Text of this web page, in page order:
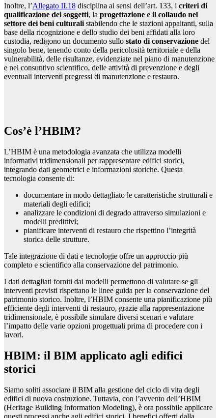
Inoltre, l’Allegato II.18 disciplina ai sensi dell’art. 133, i criteri di
qualificazione dei soggetti, la progettazione e il collaudo nel
settore dei beni culturali stabilendo che le stazioni appaltanti, sulla
base della ricognizione e dello studio dei beni affidati alla loro
custodia, redigono un documento sullo stato di conservazione del
singolo bene, tenendo conto della pericolosità territoriale e della
vulnerabilità, delle risultanze, evidenziate nel piano di manutenzione
e nel consuntivo scientifico, delle attività di prevenzione e degli
eventuali interventi pregressi di manutenzione e restauro.
Cos’è l’HBIM?
L’HBIM è una metodologia avanzata che utilizza modelli
informativi tridimensionali per rappresentare edifici storici,
integrando dati geometrici e informazioni storiche. Questa
tecnologia consente di:
documentare in modo dettagliato le caratteristiche strutturali e
materiali degli edifici;
analizzare le condizioni di degrado attraverso simulazioni e
modelli predittivi;
pianificare interventi di restauro che rispettino l’integrità
storica delle strutture.
Tale integrazione di dati e tecnologie offre un approccio più
completo e scientifico alla conservazione del patrimonio.
I dati dettagliati forniti dai modelli permettono di valutare se gli
interventi previsti rispettano le linee guida per la conservazione del
patrimonio storico. Inoltre, l’HBIM consente una pianificazione più
efficiente degli interventi di restauro, grazie alla rappresentazione
tridimensionale, è possibile simulare diversi scenari e valutare
l’impatto delle varie opzioni progettuali prima di procedere con i
lavori.
HBIM: il BIM applicato agli edifici
storici
Siamo soliti associare il BIM alla gestione del ciclo di vita degli
edifici di nuova costruzione. Tuttavia, con l’avvento dell’HBIM
(Heritage Building Information Modeling), è ora possibile applicare
questi processi anche agli edifici storici. I benefici offerti dalla